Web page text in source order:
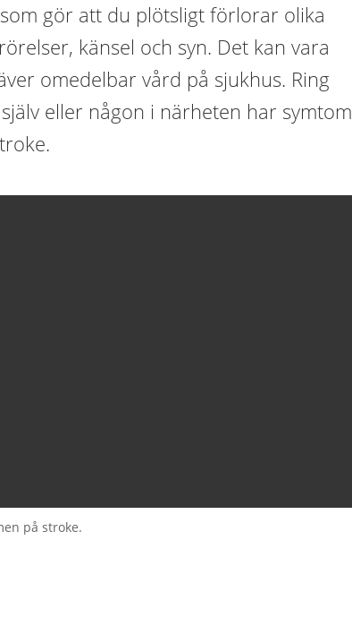
gör att du plötsligt förlorar olika
känsel och syn. Det kan vara
omedelbar vård på sjukhus. Ring
eller någon i närheten har symtom
på stroke.